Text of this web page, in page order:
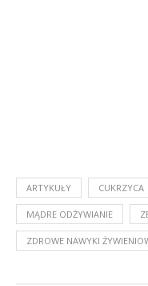
ARTYKUŁY CUKRZYCA
MĄDRE ODŻYWIANIE
ZDROWE NAWYKI